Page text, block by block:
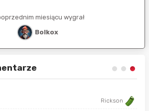
miesiącu wygrał
Bolkox
Rickson